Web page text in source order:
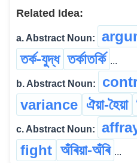
Related Idea:
a. Abstract Noun:
তৰ্ক-যুদ্ধ তৰ্কাতৰ্কি ...
b. Abstract Noun:
variance ঐয়া-হৈয়া
c. Abstract Noun:
fight অঁৰিয়া-অঁৰি ...